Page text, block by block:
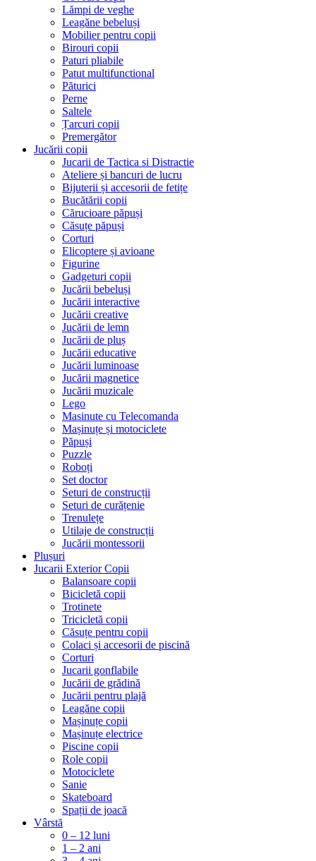
Lămpi de veghe
Leagăne bebeluși
Mobilier pentru copii
Birouri copii
Paturi pliabile
Patut multifunctional
Păturici
Perne
Saltele
Țarcuri copii
Premergător
Jucării copii
Jucarii de Tactica si Distractie
Ateliere și bancuri de lucru
Bijuterii și accesorii de fetițe
Bucătării copii
Cărucioare păpuși
Căsuțe păpuși
Corturi
Elicoptere și avioane
Figurine
Gadgeturi copii
Jucării bebeluși
Jucării interactive
Jucării creative
Jucării de lemn
Jucării de pluș
Jucării educative
Jucării luminoase
Jucării magnetice
Jucării muzicale
Lego
Masinute cu Telecomanda
Mașinuțe și motociclete
Păpuși
Puzzle
Roboți
Set doctor
Seturi de construcții
Seturi de curățenie
Trenulețe
Utilaje de construcții
Jucării montessorii
Plușuri
Jucarii Exterior Copii
Balansoare copii
Bicicletă copii
Trotinete
Tricicletă copii
Căsuțe pentru copii
Colaci și accesorii de piscină
Corturi
Jucarii gonflabile
Jucării de grădină
Jucării pentru plajă
Leagăne copii
Mașinuțe copii
Mașinuțe electrice
Piscine copii
Role copii
Motociclete
Sanie
Skateboard
Spații de joacă
Vârstă
0 – 12 luni
1 – 2 ani